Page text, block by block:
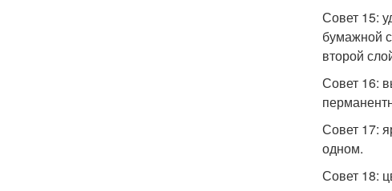
Совет 15:
бумажной
второй
Совет 16:
Совет 17:
одном.
Совет 18: